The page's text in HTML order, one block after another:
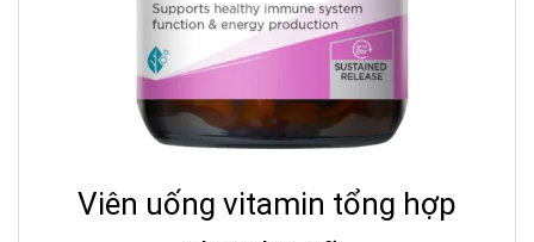
Viên uống vitamin tổng hợp